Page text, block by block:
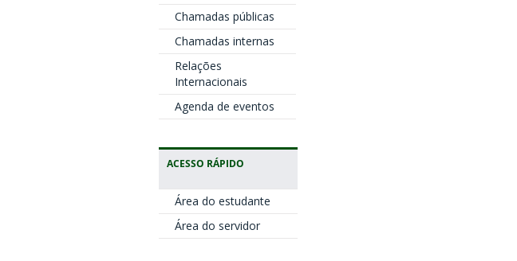
Chamadas públicas
Chamadas internas
Relações
Internacionais
Agenda de eventos
ACESSO RÁPIDO
Área do estudante
Área do servidor